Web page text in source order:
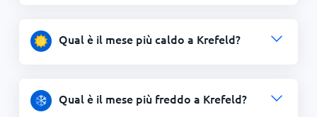
Qual è il mese più caldo a Krefeld?
Qual è il mese più freddo a Krefeld?